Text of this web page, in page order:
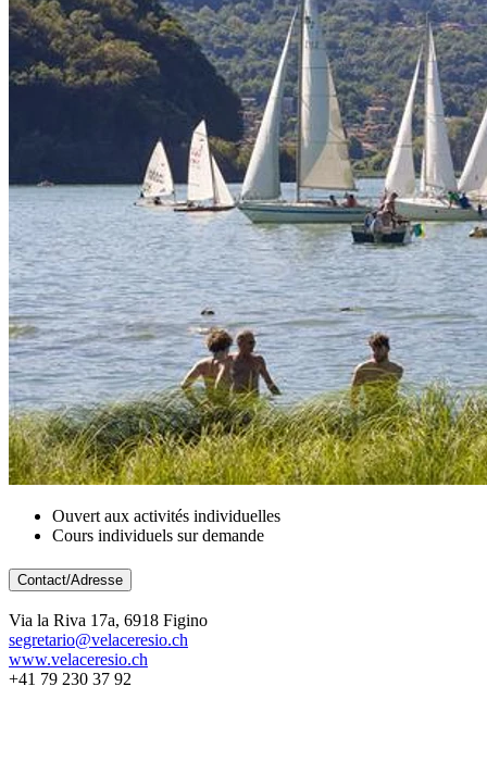
Ouvert aux activités individuelles
Cours individuels sur demande
Contact/Adresse
Via la Riva 17a, 6918 Figino
segretario@velaceresio.ch
www.velaceresio.ch
+41 79 230 37 92